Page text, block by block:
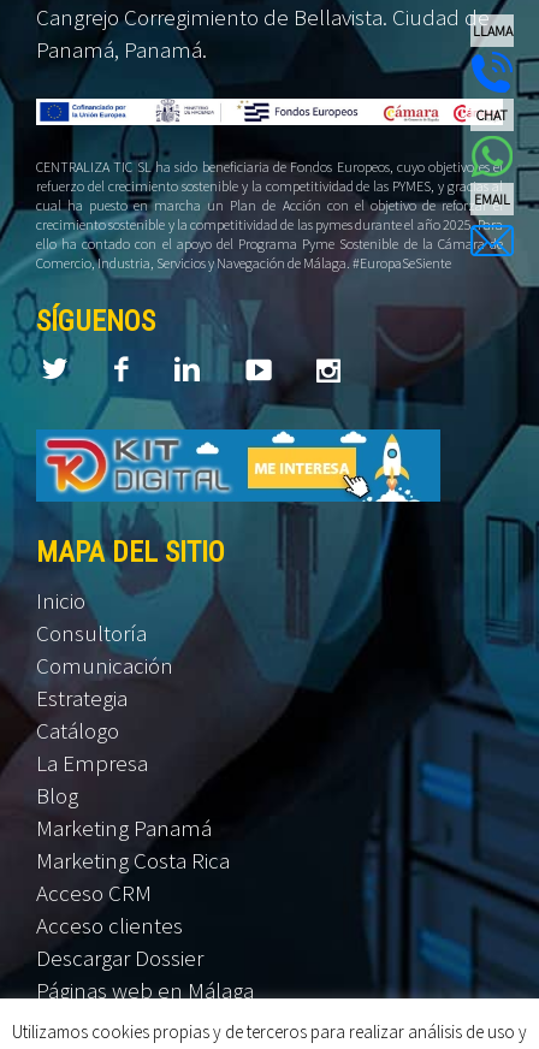
LLAMA
CHAT
EMAIL
Cangrejo Corregimiento de Bellavista. Ciudad de
Panamá, Panamá.
CENTRALIZA TIC SL ha sido beneficiaria de Fondos Europeos, cuyo objetivo es el
refuerzo del crecimiento sostenible y la competitividad de las PYMES, y gracias al
cual ha puesto en marcha un Plan de Acción con el objetivo de reforzar el
crecimiento sostenible y la competitividad de las pymes durante el año 2025. Para
ello ha contado con el apoyo del Programa Pyme Sostenible de la Cámara de
Comercio, Industria, Servicios y Navegación de Málaga. #EuropaSeSiente
SÍGUENOS
MAPA DEL SITIO
Inicio
Consultoría
Comunicación
Estrategia
Catálogo
La Empresa
Blog
Marketing Panamá
Marketing Costa Rica
Acceso CRM
Acceso clientes
Descargar Dossier
Páginas web en Málaga
Utilizamos cookies propias y de terceros para realizar análisis de uso y